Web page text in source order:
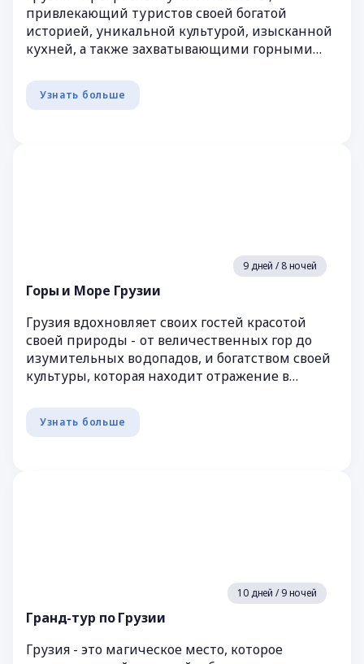
привлекающий туристов своей богатой
историей, уникальной культурой, изысканной
кухней, а также захватывающими горными
жемчужин...
Узнать больше
9 дней / 8 ночей
Горы и Море Грузии
Грузия вдохновляет своих гостей красотой
своей природы - от величественных гор до
изумительных водопадов, и богатством своей
культуры, которая находит отражение в
Узнать больше
10 дней / 9 ночей
Гранд-тур по Грузии
Грузия - это магическое место, которое